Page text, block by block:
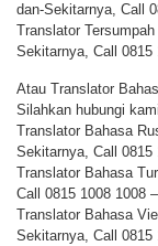
dan-Sekitarnya, Call
Translator
Sekitarnya, Call 0815
Atau Translator
Silahkan hubungi kami.
Translator Bahasa
Sekitarnya, Call 0815
Translator Bahasa
Call 0815 1008 1008
Translator Bahasa
Sekitarnya, Call 0815